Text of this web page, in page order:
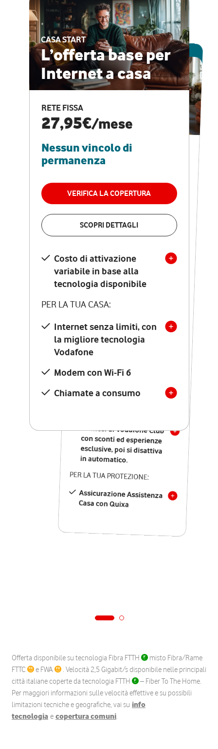
CASA START
L’offerta base per
Internet a casa
RETE FISSA
27,95€/mese
Nessun vincolo di
permanenza
VERIFICA LA COPERTURA
SCOPRI DETTAGLI
Costo di attivazione
variabile in base alla
tecnologia disponibile
PER LA TUA CASA:
Internet senza limiti, con
la migliore tecnologia
Vodafone
Modem con Wi-Fi 6
Chiamate a consumo
ESCLUSIVA ONLINE
CASA PRO
Internet veloce e
vantaggi speciali
RETE FISSA + VODAFONE CLUB
29,95€
permanenza
VERIFICA LA COPERTURA
Costo di attivazione
variabile in base alla
tecnologia disponibile
PER LA TUA CASA:
Internet senza limiti, con
la migliore tecnologia
Vodafone
Modem Seven con Wi-Fi 7
Chiamate illimitate verso
numeri fissi e mobili
nazionali
12 mesi di Vodafone Club
con sconti ed esperienze
esclusive, poi si disattiva
in automatico.
PER LA TUA PROTEZIONE:
Assicurazione Assistenza
Casa con Quixa
Offerta disponibile su tecnologia Fibra FTTH
misto Fibra/Rame
FTTC
e FWA
. Velocità 2,5 Gigabit/s disponibile nelle principali
città italiane coperte da tecnologia FTTH
– Fiber To The Home.
Per maggiori informazioni sulle velocità effettive e su possibili
limitazioni tecniche e geografiche, vai su info
tecnologia e copertura comuni.